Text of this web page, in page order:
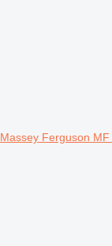
Massey Ferguson